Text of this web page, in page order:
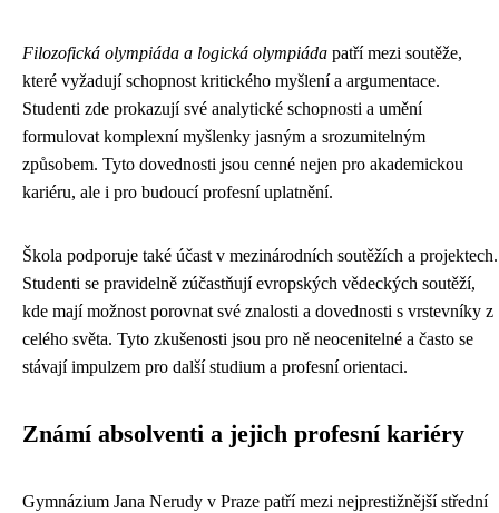
Filozofická olympiáda a logická olympiáda patří mezi soutěže,
které vyžadují schopnost kritického myšlení a argumentace.
Studenti zde prokazují své analytické schopnosti a umění
formulovat komplexní myšlenky jasným a srozumitelným
způsobem. Tyto dovednosti jsou cenné nejen pro akademickou
kariéru, ale i pro budoucí profesní uplatnění.
Škola podporuje také účast v mezinárodních soutěžích a projektech.
Studenti se pravidelně zúčastňují evropských vědeckých soutěží,
kde mají možnost porovnat své znalosti a dovednosti s vrstevníky z
celého světa. Tyto zkušenosti jsou pro ně neocenitelné a často se
stávají impulzem pro další studium a profesní orientaci.
Známí absolventi a jejich profesní kariéry
Gymnázium Jana Nerudy v Praze patří mezi nejprestižnější střední